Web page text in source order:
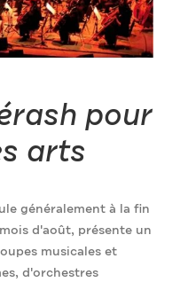
pour
arts
généralement à la fin
d'août, présente un
musicales et
d'orchestres